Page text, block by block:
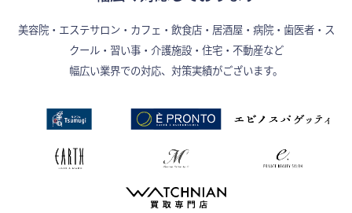
美容院・エステサロン・カフェ・飲食店・居酒屋・病院・歯医者・ス
クール・習い事・介護施設・住宅・不動産など
幅広い業界での対応、対策実績がございます。